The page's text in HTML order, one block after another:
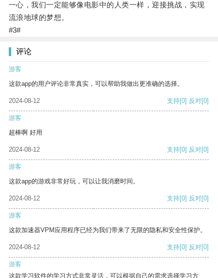
一心，我们一定能够像电影中的人类一样，迎接挑战，实现
流浪地球的梦想。
#3#
评论
游客
这款app的用户评论非常真实，可以帮助我做出更准确的选择。
2024-08-12 支持[0] 反对[0]
游客
超棒啊 好用
2024-08-12 支持[0] 反对[0]
游客
这款app的游戏非常好玩，可以让我消磨时间。
2024-08-12 支持[0] 反对[0]
游客
这款加速器VPM应用程序已经为我们带来了无限的隐私和安全性保护。
2024-08-12 支持[0] 反对[0]
游客
这款学习软件的学习方式非常灵活，可以根据自己的需求选择学习方